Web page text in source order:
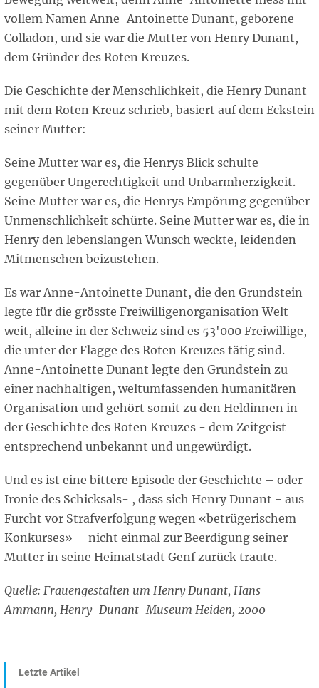
vollem Namen Anne-Antoinette Dunant, geborene
Colladon, und sie war die Mutter von Henry Dunant,
dem Gründer des Roten Kreuzes.
Die Geschichte der Menschlichkeit, die Henry Dunant
mit dem Roten Kreuz schrieb, basiert auf dem Eckstein
seiner Mutter:
Seine Mutter war es, die Henrys Blick schulte
gegenüber Ungerechtigkeit und Unbarmherzigkeit.
Seine Mutter war es, die Henrys Empörung gegenüber
Unmenschlichkeit schürte. Seine Mutter war es, die in
Henry den lebenslangen Wunsch weckte, leidenden
Mitmenschen beizustehen.
Es war Anne-Antoinette Dunant, die den Grundstein
legte für die grösste Freiwilligenorganisation Welt
weit, alleine in der Schweiz sind es 53'000 Freiwillige,
die unter der Flagge des Roten Kreuzes tätig sind.
Anne-Antoinette Dunant legte den Grundstein zu
einer nachhaltigen, weltumfassenden humanitären
Organisation und gehört somit zu den Heldinnen in
der Geschichte des Roten Kreuzes - dem Zeitgeist
entsprechend unbekannt und ungewürdigt.
Und es ist eine bittere Episode der Geschichte – oder
Ironie des Schicksals- , dass sich Henry Dunant - aus
Furcht vor Strafverfolgung wegen «betrügerischem
Konkurses» - nicht einmal zur Beerdigung seiner
Mutter in seine Heimatstadt Genf zurück traute.
Quelle: Frauengestalten um Henry Dunant, Hans
Ammann, Henry-Dunant-Museum Heiden, 2000
Letzte Artikel